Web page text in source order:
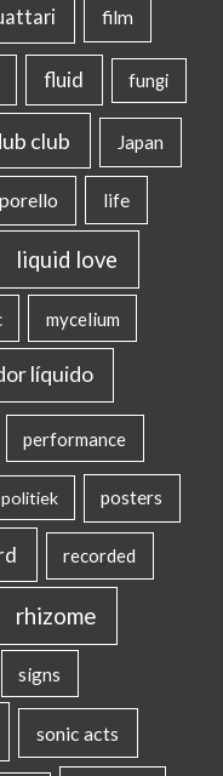
film
fluid fungi
club Japan
life
liquid love
mycelium
líquido
performance
politiek posters
recorded
rhizome
signs
sonic acts